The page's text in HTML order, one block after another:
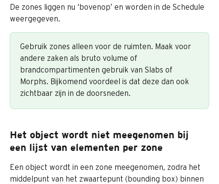
De zones liggen nu ‘bovenop’ en worden in de Schedule
weergegeven.​
Gebruik zones alleen voor de ruimten. Maak voor
andere zaken als bruto volume of
brandcompartimenten gebruik van Slabs of
Morphs. Bijkomend voordeel is dat deze dan ook
zichtbaar zijn in de doorsneden.
Het object wordt niet meegenomen bij
een lijst van elementen per zone
Een object wordt in een zone meegenomen, zodra het
middelpunt van het zwaartepunt (bounding box) binnen